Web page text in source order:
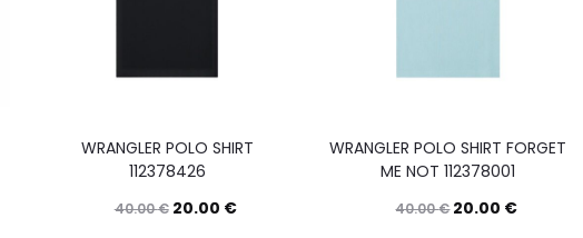
WRANGLER POLO SHIRT
112378426
40.00€ 20.00 €
WRANGLER POLO SHIRT FORGET
ME NOT 112378001
40.00€ 20.00 €